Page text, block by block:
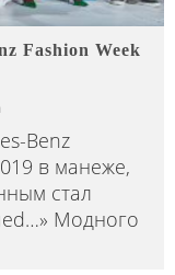
Fashion Week
Benz
в манеже,
стал
Модного